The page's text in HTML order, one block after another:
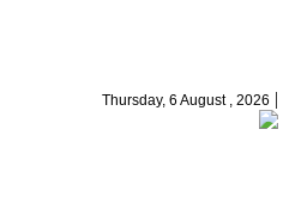
|
Thursday, 6 August , 2026